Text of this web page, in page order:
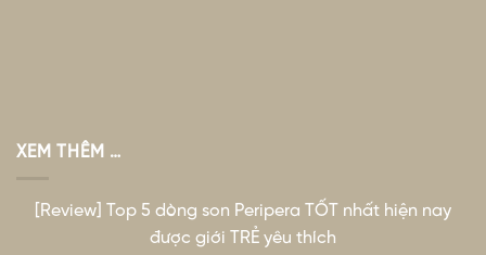
XEM THÊM …
[Review] Top 5 dòng son Peripera TỐT nhất hiện nay
được giới TRẺ yêu thích